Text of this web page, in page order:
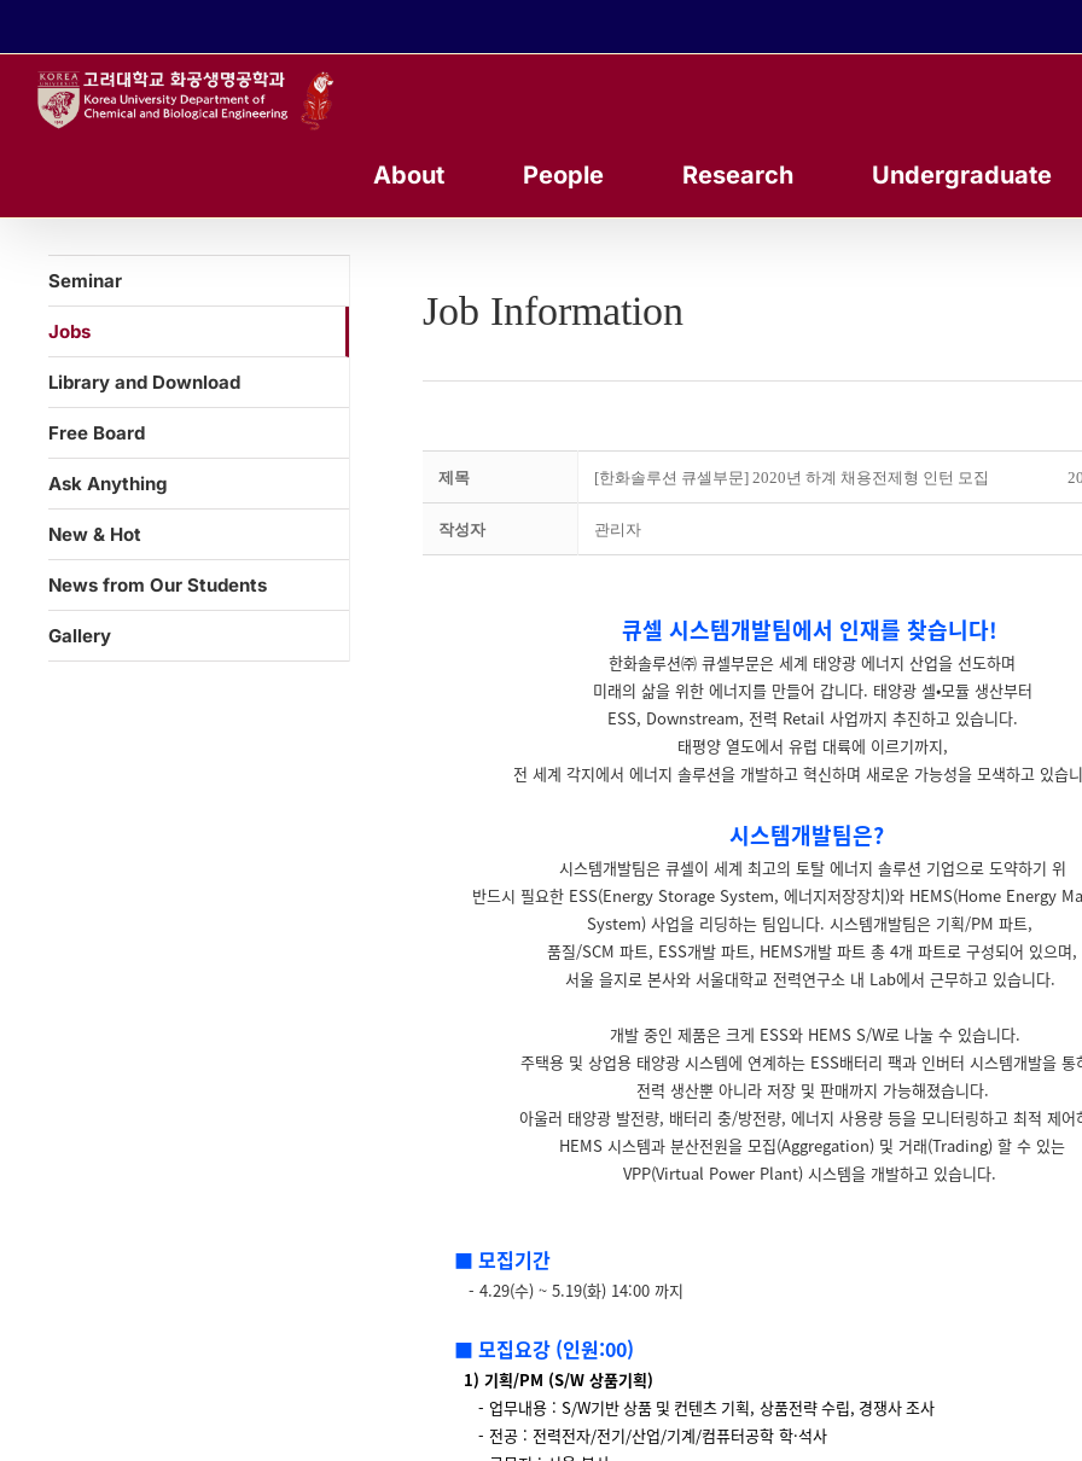
About People Research Undergraduate
Job Information
제목 [한화솔루션 큐셀부문] 2020년 하계 채용전제형 인턴 모집
작성자 관리자
큐셀 시스템개발팀에서 인재를 찾습니다!
한화솔루션㈜ 큐셀부문은 세계 태양광 에너지 산업을 선도하며
미래의 삶을 위한 에너지를 만들어 갑니다. 태양광 셀•모듈 생산부터
ESS, Downstream, 전력 Retail 사업까지 추진하고 있습니다.
태평양 열도에서 유럽 대륙에 이르기까지,
전 세계 각지에서 에너지 솔루션을 개발하고 혁신하며 새로운 가능성을 모색하고 있습
시스템개발팀은?
시스템개발팀은 큐셀이 세계 최고의 토탈 에너지 솔루션 기업으로 도약하기 위
반드시 필요한 ESS(Energy Storage System, 에너지저장장치)와 HEMS(Home Energy
System) 사업을 리딩하는 팀입니다. 시스템개발팀은 기획/PM 파트,
품질/SCM 파트, ESS개발 파트, HEMS개발 파트 총 4개 파트로 구성되어 있으며,
서울 을지로 본사와 서울대학교 전력연구소 내 Lab에서 근무하고 있습니다.
개발 중인 제품은 크게 ESS와 HEMS S/W로 나눌 수 있습니다.
주택용 및 상업용 태양광 시스템에 연계하는 ESS배터리 팩과 인버터 시스템개발을 통
전력 생산뿐 아니라 저장 및 판매까지 가능해졌습니다.
아울러 태양광 발전량, 배터리 충/방전량, 에너지 사용량 등을 모니터링하고 최적 제어
HEMS 시스템과 분산전원을 모집(Aggregation) 및 거래(Trading) 할 수 있는
VPP(Virtual Power Plant) 시스템을 개발하고 있습니다.
■ 모집기간
- 4.29(수) ~ 5.19(화) 14:00 까지
■ 모집요강 (인원:00)
1) 기획/PM (S/W 상품기획)
- 업무내용 : S/W기반상품 및 컨텐츠 기획, 상품전략수립, 경쟁사조사
- 전공 : 전력전자/전기/산업/기계/컴퓨터공학 학·석사
Seminar
Jobs
Library and Download
Free Board
Ask Anything
New & Hot
News from Our Students
Gallery